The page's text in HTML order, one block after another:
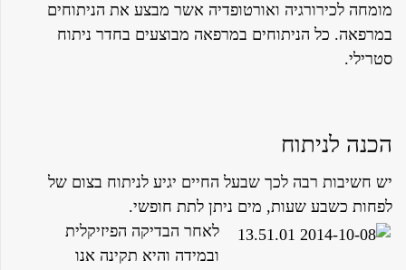
מומחה לכירורגיה ואורטופדיה אשר מבצע את הניתוחים
במרפאה. כל הניתוחים במרפאה מבוצעים בחדר ניתוח
סטרילי.
הכנה לניתוח
יש חשיבות רבה לכך שבעל החיים יגיע לניתוח בצום של
לפחות כשבע שעות, מים ניתן לתת חופשי.
לאחר הבדיקה הפיזיקלית
ובמידה והיא תקינה אנו